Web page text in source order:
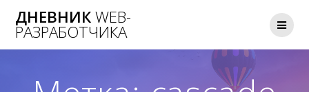
ДНЕВНИКWEB-
РАЗРАБОТЧИКА